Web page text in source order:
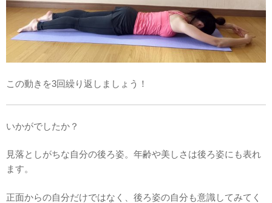
この動きを3回繰り返しましょう！
いかがでしたか？
見落としがちな自分の後ろ姿。年齢や美しさは後ろ姿にも表れ
ます。
正面からの自分だけではなく、後ろ姿の自分も意識してみてく